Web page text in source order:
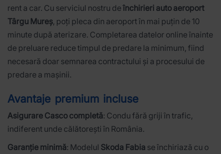
rent a car. Cu serviciul nostru de închirieri auto aeroport
Târgu Mureș, poți pleca din aeroport în mai puțin de 10
minute după aterizare. Completarea datelor online înainte
de preluare reduce timpul de predare la minimum, fiind
necesară doar semnarea contractului și a procesului de
predare a mașinii.
Avantaje premium incluse
Asigurare Casco completă: Condu fără griji în trafic,
indiferent unde călătorești în România.
Garanție minimă: Modelul Skoda Fabia se închiriază cu o